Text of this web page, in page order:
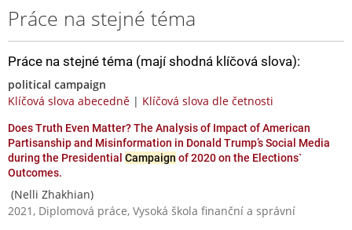
Práce na stejné téma
Práce na stejné téma (mají shodná klíčová slova):
political campaign
Klíčová slova abecedně | Klíčová slova dle četnosti
Does Truth Even Matter? The Analysis of Impact of American
Partisanship and Misinformation in Donald Trump’s Social Media
during the Presidential Campaign of 2020 on the Elections`
Outcomes.
(Nelli Zhakhian)
2021, Diplomová práce, Vysoká škola finanční a správní